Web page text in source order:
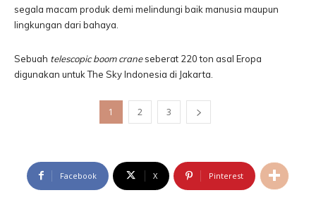
segala macam produk demi melindungi baik manusia maupun
lingkungan dari bahaya.
Sebuah telescopic boom craneseberat 220 ton asal Eropa
digunakan untuk The Sky Indonesia di Jakarta.
1 2 3
Facebook X Pinterest